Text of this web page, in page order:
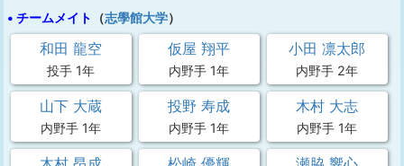
• チームメイト （志學館大学）
和田 龍空
投手 1年
仮屋 翔平
内野手 1年
小田 凛太郎
内野手 2年
山下 大蔵
内野手 1年
投野 寿成
内野手 1年
木村 大志
内野手 1年